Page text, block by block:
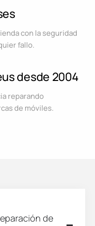
con la seguridad
fallo.
desde 2004
reparando
de móviles.
de